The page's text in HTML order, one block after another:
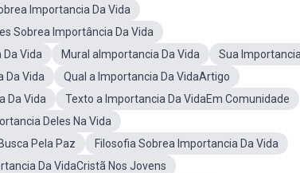
Importancia Da Vida
Sobrea Importância Da Vida
Vida Mural aImportancia Da Vida
Sua Importancia
Da Vida
Qual a Importancia Da VidaArtigo
Da Vida
Texto a Importancia Da VidaEm Comunidade
Deles Na Vida
Pela Paz
Filosofia Sobrea Importancia Da Vida
Da VidaCristã Nos Jovens